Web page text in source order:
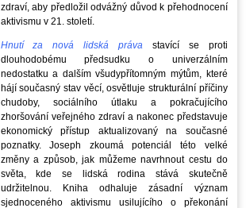
zdraví, aby předložil odvážný důvod k přehodnocení
aktivismu v 21. století.
Hnutí za nová lidská práva stavící se proti
dlouhodobému předsudku o univerzálním
nedostatku a dalším všudypřítomným mýtům, které
hájí současný stav věcí, osvětluje strukturální příčiny
chudoby, sociálního útlaku a pokračujícího
zhoršování veřejného zdraví a nakonec představuje
ekonomický přístup aktualizovaný na současné
poznatky. Joseph zkoumá potenciál této velké
změny a způsob, jak můžeme navrhnout cestu do
světa, kde se lidská rodina stává skutečně
udržitelnou. Kniha odhaluje zásadní význam
sjednoceného aktivismu usilujícího o překonání